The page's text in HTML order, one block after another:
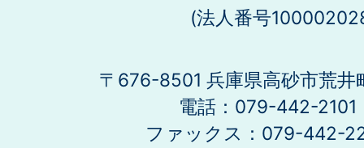
(法人番号
〒676-8501 兵庫県高砂市荒井
電話：079-442-2101
ファックス：079-442-